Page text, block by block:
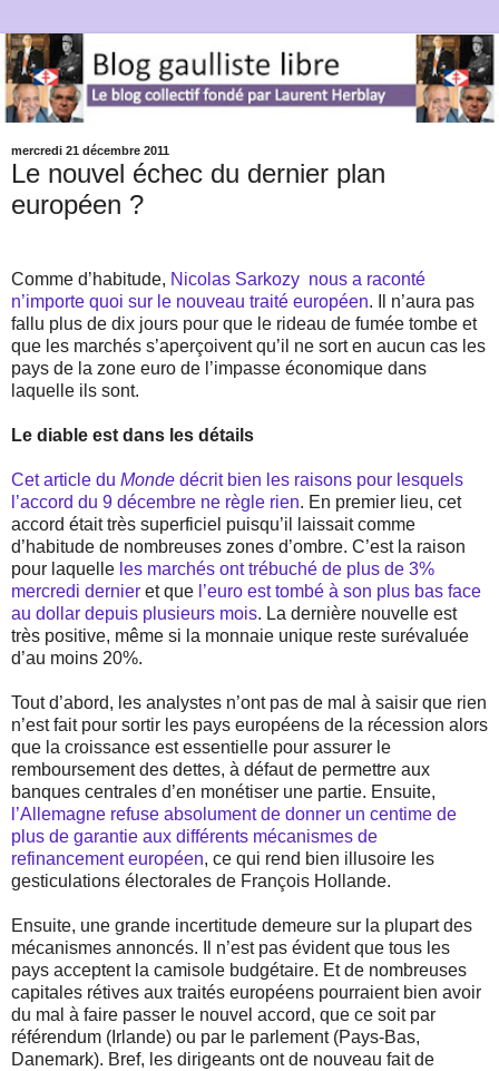
mercredi 21 décembre 2011
Le nouvel échec du dernier plan
européen ?
Comme d’habitude, Nicolas Sarkozy nous a raconté
n’importe quoi sur le nouveau traité européen. Il n’aura pas
fallu plus de dix jours pour que le rideau de fumée tombe et
que les marchés s’aperçoivent qu’il ne sort en aucun cas les
pays de la zone euro de l’impasse économique dans
laquelle ils sont.
Le diable est dans les détails
Cet article du Monde décrit bien les raisons pour lesquels
l’accord du 9 décembre ne règle rien. En premier lieu, cet
accord était très superficiel puisqu’il laissait comme
d’habitude de nombreuses zones d’ombre. C’est la raison
pour laquelle les marchés ont trébuché de plus de 3%
mercredi dernier et que l’euro est tombé à son plus bas face
au dollar depuis plusieurs mois. La dernière nouvelle est
très positive, même si la monnaie unique reste surévaluée
d’au moins 20%.
Tout d’abord, les analystes n’ont pas de mal à saisir que rien
n’est fait pour sortir les pays européens de la récession alors
que la croissance est essentielle pour assurer le
remboursement des dettes, à défaut de permettre aux
banques centrales d’en monétiser une partie. Ensuite,
l’Allemagne refuse absolument de donner un centime de
plus de garantie aux différents mécanismes de
refinancement européen, ce qui rend bien illusoire les
gesticulations électorales de François Hollande.
Ensuite, une grande incertitude demeure sur la plupart des
mécanismes annoncés. Il n’est pas évident que tous les
pays acceptent la camisole budgétaire. Et de nombreuses
capitales rétives aux traités européens pourraient bien avoir
du mal à faire passer le nouvel accord, que ce soit par
référendum (Irlande) ou par le parlement (Pays-Bas,
Danemark). Bref, les dirigeants ont de nouveau fait de